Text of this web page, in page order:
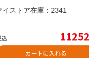
イストア在庫： 2341
11252
カートに入れる